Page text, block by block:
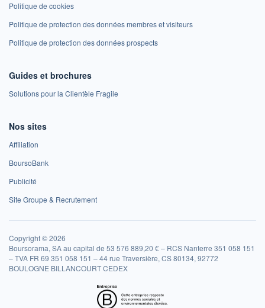
Politique de cookies
Politique de protection des données membres et visiteurs
Politique de protection des données prospects
Guides et brochures
Solutions pour la Clientèle Fragile
Nos sites
Affiliation
BoursoBank
Publicité
Site Groupe & Recrutement
Copyright © 2026
Boursorama, SA au capital de 53 576 889,20 € – RCS Nanterre 351 058 151
– TVA FR 69 351 058 151 – 44 rue Traversière, CS 80134, 92772
BOULOGNE BILLANCOURT CEDEX